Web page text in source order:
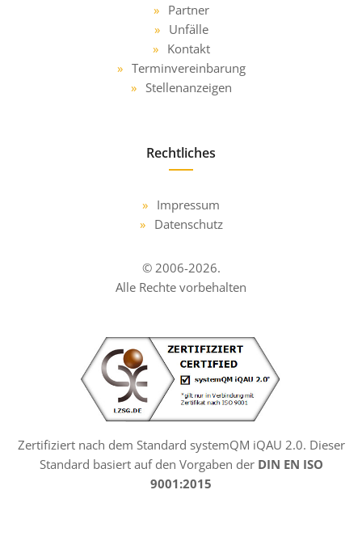
Partner
Unfälle
Kontakt
Terminvereinbarung
Stellenanzeigen
Rechtliches
Impressum
Datenschutz
© 2006-2026.
Alle Rechte vorbehalten
Zertifiziert nach dem Standard systemQM iQAU 2.0. Dieser
Standard basiert auf den Vorgaben der DIN EN ISO
9001:2015